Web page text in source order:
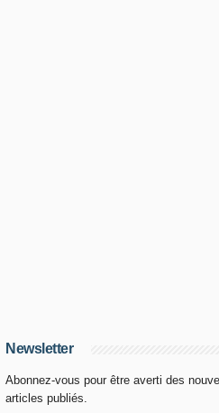
Newsletter
Abonnez-vous pour être averti des
articles publiés.